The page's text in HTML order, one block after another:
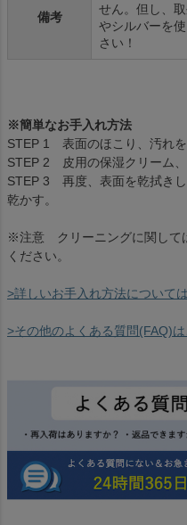
備考
せん。但し、
やシルバーを
さい！
※簡単なお手入れ方法
STEP 1 表面のほこり、汚れを
STEP 2 皮用の保湿クリーム、
STEP 3 再度、表面を乾拭き
乾かす。
※注意 クリーニングに関して
ください。
>詳しいお手入れ方法について
>その他のよくある質問(FAQ)は